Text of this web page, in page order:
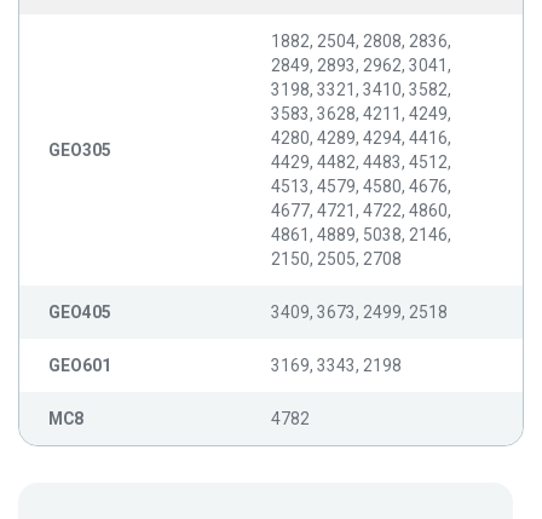
GEO305
1882, 2504, 2808, 2836,
2849, 2893, 2962, 3041,
3198, 3321, 3410, 3582,
3583, 3628, 4211, 4249,
4280, 4289, 4294, 4416,
4429, 4482, 4483, 4512,
4513, 4579, 4580, 4676,
4677, 4721, 4722, 4860,
4861, 4889, 5038, 2146,
2150, 2505, 2708
GEO405 3409, 3673, 2499, 2518
GEO601 3169, 3343, 2198
MC8 4782